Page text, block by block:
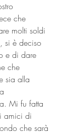
che
molti soldi
si è deciso
e di dare
che
sia alla
Mi fu fatta
amici di
che sarà